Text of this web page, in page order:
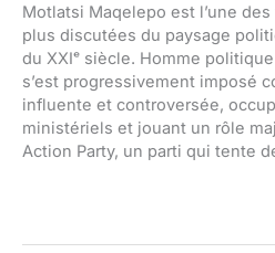
Motlatsi Maqelepo est l’une
plus discutées du paysage
du XXIᵉ siècle. Homme
s’est progressivement imposé
influente et controversée,
ministériels et jouant un rôle
Action Party, un parti qui tente